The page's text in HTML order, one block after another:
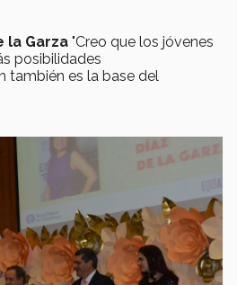
la Garza "Creo que los jóvenes
posibilidades
también es la base del